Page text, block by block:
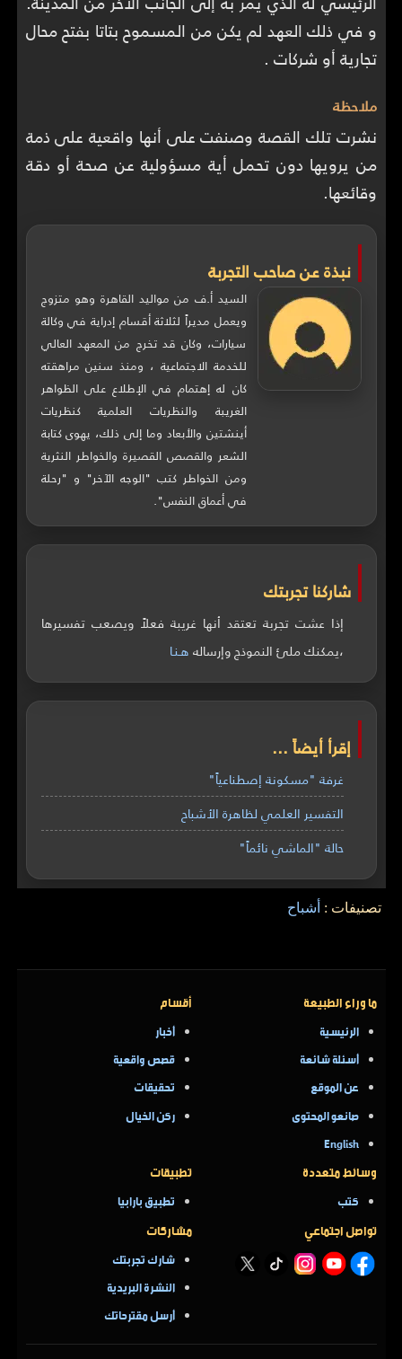
و في ذلك العهد لم يكن من المسموح بتاتا بفتح محال
تجارية أو شركات .
ملاحظة
نشرت تلك القصة وصنفت على أنها واقعية على ذمة
من يرويها دون تحمل أية مسؤولية عن صحة أو دقة
وقائعها.
نبذة عن صاحب التجربة
السيد أ.ف من مواليد القاهرة وهو متزوج
ويعمل مديراً لثلاثة أقسام إدراية في وكالة
سيارات، وكان قد تخرج من المعهد العالي
للخدمة الاجتماعية ، ومنذ سنين مراهقته
كان له إهتمام في الإطلاع على الظواهر
الغريبة والنظريات العلمية كنظريات
أينشتين والأبعاد وما إلى ذلك، يهوى كتابة
الشعر والقصص القصيرة والخواطر النثرية
ومن الخواطر كتب "الوجه الآخر" و "رحلة
في أعماق النفس".
شاركنا تجربتك
إذا عشت تجربة تعتقد أنها غريبة فعلاً ويصعب تفسيرها
،يمكنك ملئ النموذج وإرسالههـنـا
إقرأ أيضاً ...
غرفة "مسكونة إصطناعياً"
التفسير العلمي لظاهرة الأشباح
حالة "الماشي نائماً"
تصنيفات : أشباح
ما وراء الطبيعة
الرئيسية
أسئلة شائعة
عن الموقع
صانعو المحتوى
English
أقسام
أخبار
قصص واقعية
تحقيقات
ركن الخيال
وسائط متعددة
كتب
تطبيقات
تطبيق بارابيا
تواصل اجتماعي مشاركات
شارك تجربتك
النشرة البريدية
أرسل مقترحاتك